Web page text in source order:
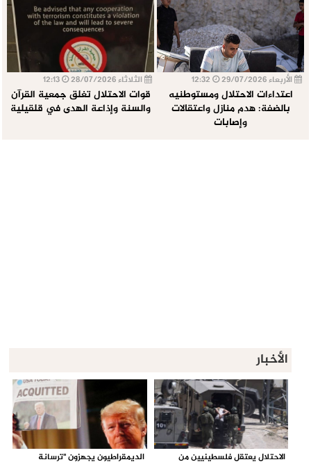
الأربعاء 29/07/2026
اعتداءات الاحتلال ومستوطنيه
بالضفة: هدم منازل واعتقالات
وإصابات
الثلاثاء 28/07/2026
قوات الاحتلال تغلق جمعية القرآن
والسنة وإذاعة الهدى في قلقيلية
الأخبار
الاحتلال يعتقل فلسطينيين من
الديمقراطيون يجهزون "ترسانة